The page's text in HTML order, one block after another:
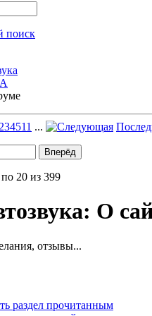
поиск
234511 ...
20 из 399
О
отзывы...
раздел прочитанным